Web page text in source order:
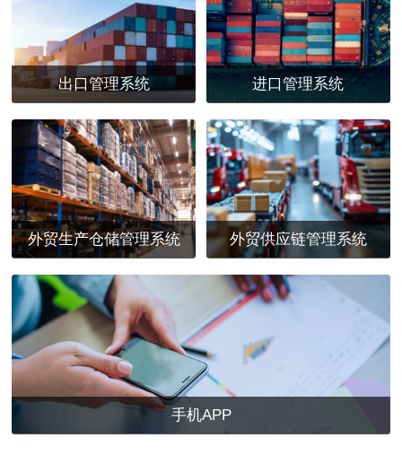
出口管理系统 进口管理系统
外贸生产仓储管理系统 外贸供应链管理系统
手机APP